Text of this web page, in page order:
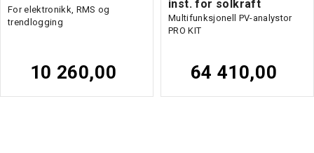
For elektronikk, RMS og
trendlogging
10 260,00
inst. for solkraft
Multifunksjonell PV-analystor
PRO KIT
64 410,00